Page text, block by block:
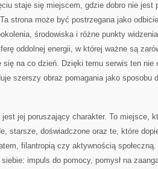
staje się miejscem, gdzie dobro nie jest
strona może być postrzegana jako
środowiska i różne punkty
oddolnej energii, w której ważne są
się na co dzień. Dzięki temu serwis ten nie
szerszy obraz pomagania jako sposobu
jest jej poruszający charakter. To miejsce,
starsze, doświadczone oraz te, które
filantropią czy aktywnością
impuls do pomocy, pomysł na